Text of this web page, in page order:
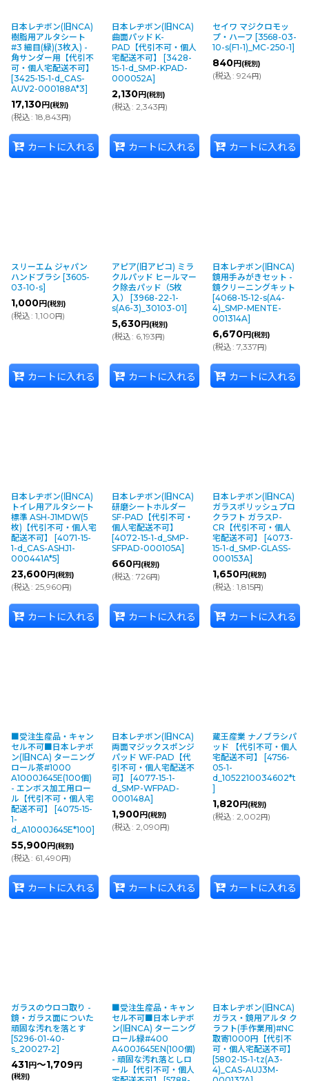
日本レヂボン(旧NCA)
樹脂用アルタシート
#3 細目(緑)(3枚入) -
角サンダー用【代引不
可・個人宅配送不可】
[3425-15-1-d_CAS-
AUV2-000188A*3]
17,130円 (税別)
(税込: 18,843円)
カートに入れる
日本レヂボン(旧NCA)
曲面パッド K-
PAD【代引不可・個人
宅配送不可】
[3428-
15-1-d_SMP-KPAD-
000052A]
2,130円 (税別)
(税込: 2,343円)
カートに入れる
セイワ マジクロモッ
プ・ハーフ [3568-03-
10-s(F1-1)_MC-250-1]
840円 (税別)
(税込: 924円)
カートに入れる
スリーエム ジャパン
ハンドブラシ [3605-
03-10-s]
1,000円 (税別)
(税込: 1,100円)
カートに入れる
アピア(旧アピコ) ミラ
クルパッド ヒールマー
ク除去パッド（5枚
入）
[3968-22-1-
s(A6-3)_30103-01]
5,630円 (税別)
(税込: 6,193円)
カートに入れる
日本レヂボン(旧NCA)
鏡用手みがきセット -
鏡クリーニングキット
[4068-15-12-s(A4-
4)_SMP-MENTE-
001314A]
6,670円 (税別)
(税込: 7,337円)
カートに入れる
日本レヂボン(旧NCA)
トイレ用アルタシート
標準 ASH-J1MDW(5
枚)【代引不可・個人宅
配送不可】
[4071-15-
1-d_CAS-ASHJ1-
000441A*5]
23,600円 (税別)
(税込: 25,960円)
カートに入れる
日本レヂボン(旧NCA)
研磨シートホルダー
SF-PAD【代引不可・
個人宅配送不可】
[4072-15-1-d_SMP-
SFPAD-000105A]
660円 (税別)
(税込: 726円)
カートに入れる
日本レヂボン(旧NCA)
ガラスポリッシュプロ
クラフト ガラスP-
CR【代引不可・個人
宅配送不可】
[4073-
15-1-d_SMP-GLASS-
000153A]
1,650円 (税別)
(税込: 1,815円)
カートに入れる
■受注生産品・キャン
セル不可■日本レヂボ
ン(旧NCA) ターニング
ロール茶#1000
A1000J645E(100個)
- エンボス加工用ロー
ル【代引不可・個人宅
配送不可】
[4075-15-
1-
d_A1000J645E*100]
55,900円 (税別)
(税込: 61,490円)
カートに入れる
日本レヂボン(旧NCA)
両面マジックスポンジ
パッド WF-PAD【代
引不可・個人宅配送不
可】
[4077-15-1-
d_SMP-WFPAD-
000148A]
1,900円 (税別)
(税込: 2,090円)
カートに入れる
蔵王産業 ナノブラシパ
ッド 【代引不可・個人
宅配送不可】
[4756-
05-1-
d_1052210034602*t
]
1,820円 (税別)
(税込: 2,002円)
カートに入れる
ガラスのウロコ取り -
鏡・ガラス面についた
頑固な汚れを落とす
[5296-01-40-
s_20027-2]
431円～1,709 円
(税別)
■受注生産品・キャン
セル不可■日本レヂボ
ン(旧NCA) ターニング
ロール緑#400
A400J645EN(100個)
- 頑固な汚れ落としロ
ール【代引不可・個人
日本レヂボン(旧NCA)
ガラス・鏡用アルタ ク
ラフト(手作業用)#NC
取寄1000円【代引不
可・個人宅配送不可】
[5802-15-1-tz(A3-
4)_CAS-AUJ3M-